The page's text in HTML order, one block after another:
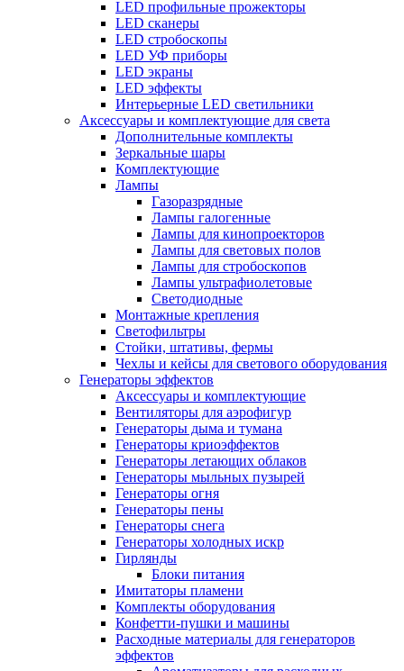
LED профильные прожекторы
LED сканеры
LED стробоскопы
LED УФ приборы
LED экраны
LED эффекты
Интерьерные LED светильники
Аксессуары и комплектующие для света
Дополнительные комплекты
Зеркальные шары
Комплектующие
Лампы
Газоразрядные
Лампы галогенные
Лампы для кинопроекторов
Лампы для световых полов
Лампы для стробоскопов
Лампы ультрафиолетовые
Светодиодные
Монтажные крепления
Светофильтры
Стойки, штативы, фермы
Чехлы и кейсы для светового оборудования
Генераторы эффектов
Аксессуары и комплектующие
Вентиляторы для аэрофигур
Генераторы дыма и тумана
Генераторы криоэффектов
Генераторы летающих облаков
Генераторы мыльных пузырей
Генераторы огня
Генераторы пены
Генераторы снега
Генераторы холодных искр
Гирлянды
Блоки питания
Имитаторы пламени
Комплекты оборудования
Конфетти-пушки и машины
Расходные материалы для генераторов
эффектов